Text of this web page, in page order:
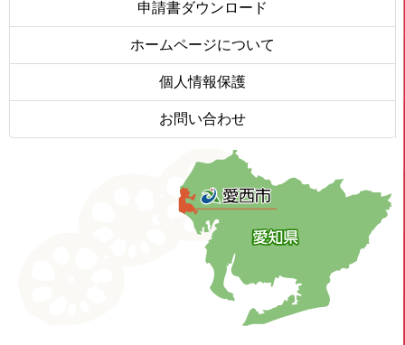
申請書ダウンロード
ホームページについて
個人情報保護
お問い合わせ